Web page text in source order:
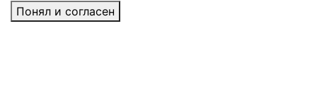
Понял и согласен